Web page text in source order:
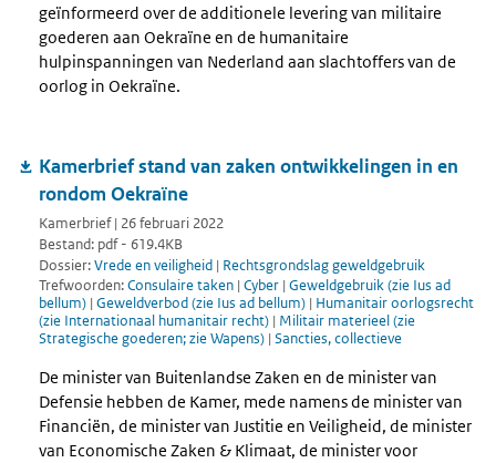
geïnformeerd over de additionele levering van militaire
goederen aan Oekraïne en de humanitaire
hulpinspanningen van Nederland aan slachtoffers van de
oorlog in Oekraïne.
Kamerbrief stand van zaken ontwikkelingen in en
rondom Oekraïne
Kamerbrief | 26 februari 2022
Bestand: pdf - 619.4KB
Dossier:Vrede en veiligheid | Rechtsgrondslag geweldgebruik
Trefwoorden:Consulaire taken | Cyber | Geweldgebruik (zie Ius ad
bellum) | Geweldverbod (zie Ius ad bellum) | Humanitair oorlogsrecht
(zie Internationaal humanitair recht) | Militair materieel (zie
Strategische goederen; zie Wapens) | Sancties, collectieve
De minister van Buitenlandse Zaken en de minister van
Defensie hebben de Kamer, mede namens de minister van
Financiën, de minister van Justitie en Veiligheid, de minister
van Economische Zaken & Klimaat, de minister voor